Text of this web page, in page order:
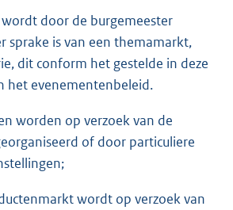
wordt door de burgemeester
sprake is van een themamarkt,
dit conform het gestelde in deze
het evenementenbeleid.
worden op verzoek van de
of door particuliere
wordt op verzoek van